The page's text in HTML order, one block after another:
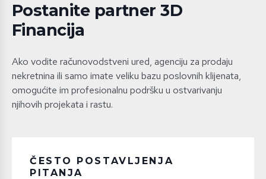
Postanite partner 3D
Financija
Ako vodite računovodstveni ured, agenciju za prodaju
nekretnina ili samo imate veliku bazu poslovnih klijenata,
omogućite im profesionalnu podršku u ostvarivanju
njihovih projekata i rastu.
ČESTO POSTAVLJENJA
PITANJA